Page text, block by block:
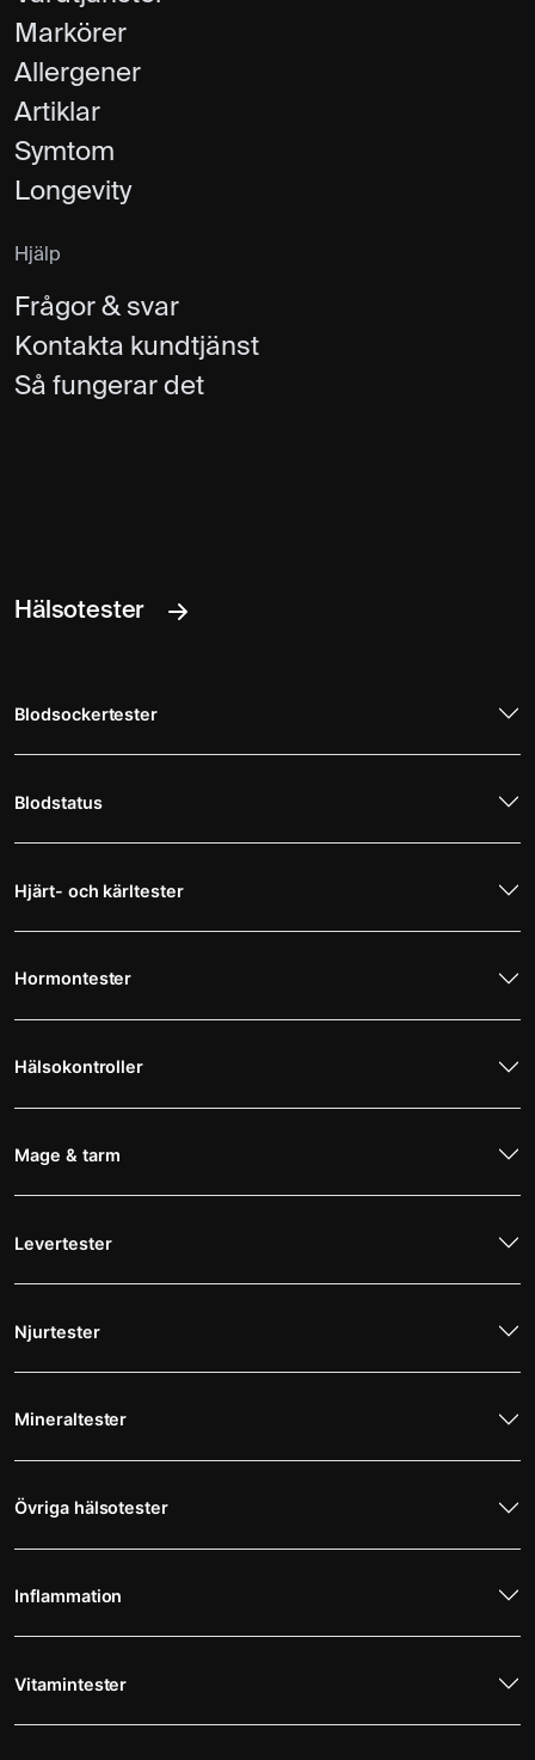
Markörer
Allergener
Artiklar
Symtom
Longevity
Hjälp
Frågor & svar
Kontakta kundtjänst
Så fungerar det
Hälsotester
Blodsockertester
Blodstatus
Hjärt- och kärltester
Hormontester
Hälsokontroller
Mage & tarm
Levertester
Njurtester
Mineraltester
Övriga hälsotester
Inflammation
Vitamintester